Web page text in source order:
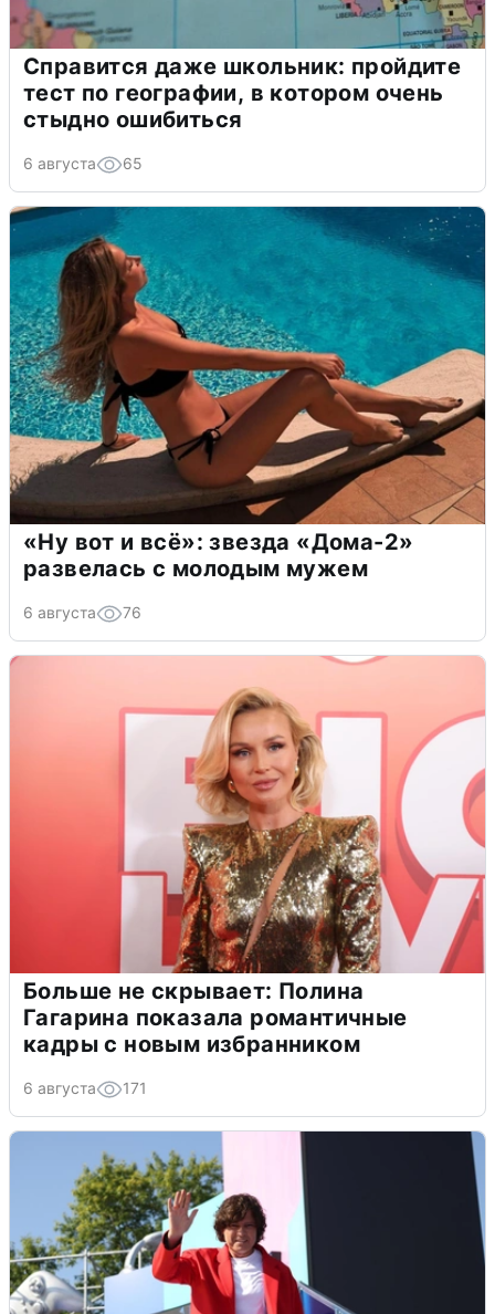
Справится даже школьник: пройдите
тест по географии, в котором очень
стыдно ошибиться
6 августа 65
«Ну вот и всё»: звезда «Дома-2»
развелась с молодым мужем
6 августа 76
Больше не скрывает: Полина
Гагарина показала романтичные
кадры с новым избранником
6 августа 171